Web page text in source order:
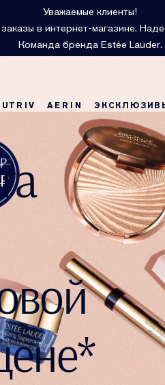
Уважаемые клиенты!
в интернет-магазине.
Команда бренда Estée Lauder.
AERIN